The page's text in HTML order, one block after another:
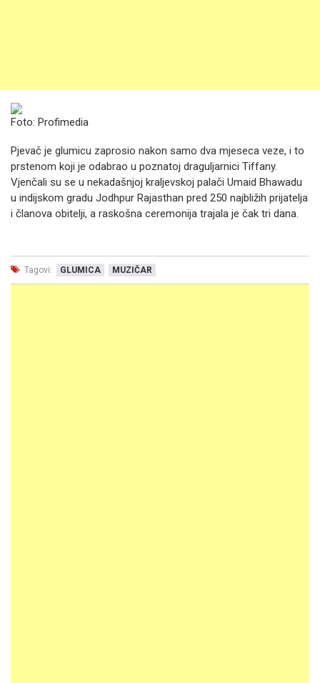
Foto: Profimedia
Pjevač je glumicu zaprosio nakon samo dva mjeseca veze, i to
prstenom koji je odabrao u poznatoj draguljarnici Tiffany.
Vjenčali su se u nekadašnjoj kraljevskoj palači Umaid Bhawadu
u indijskom gradu Jodhpur Rajasthan pred 250 najbližih prijatelja
i članova obitelji, a raskošna ceremonija trajala je čak tri dana.
Tagovi: GLUMICA MUZIČAR